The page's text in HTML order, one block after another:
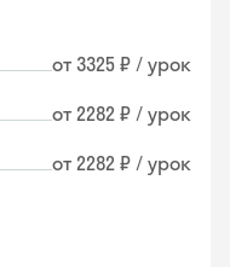
от 3325 ₽ / урок
от 2282 ₽ / урок
от 2282 ₽ / урок